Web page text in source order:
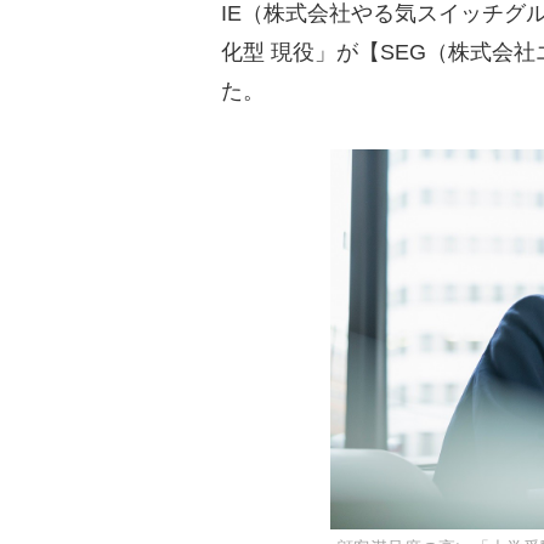
IE（株式会社やる気スイッチグ
化型 現役」が【SEG（株式会
た。